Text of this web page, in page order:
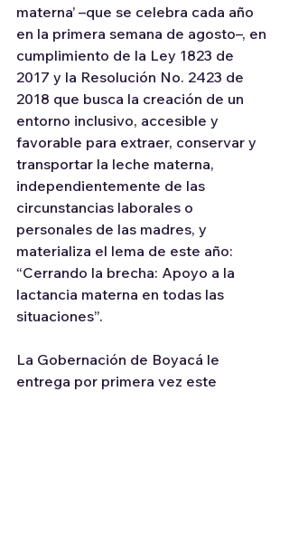
materna’ –que se celebra cada año
en la primera semana de agosto–, en
cumplimiento de la Ley 1823 de
2017 y la Resolución No. 2423 de
2018 que busca la creación de un
entorno inclusivo, accesible y
favorable para extraer, conservar y
transportar la leche materna,
independientemente de las
circunstancias laborales o
personales de las madres, y
materializa el lema de este año:
“Cerrando la brecha: Apoyo a la
lactancia materna en todas las
situaciones”.
La Gobernación de Boyacá le
entrega por primera vez este